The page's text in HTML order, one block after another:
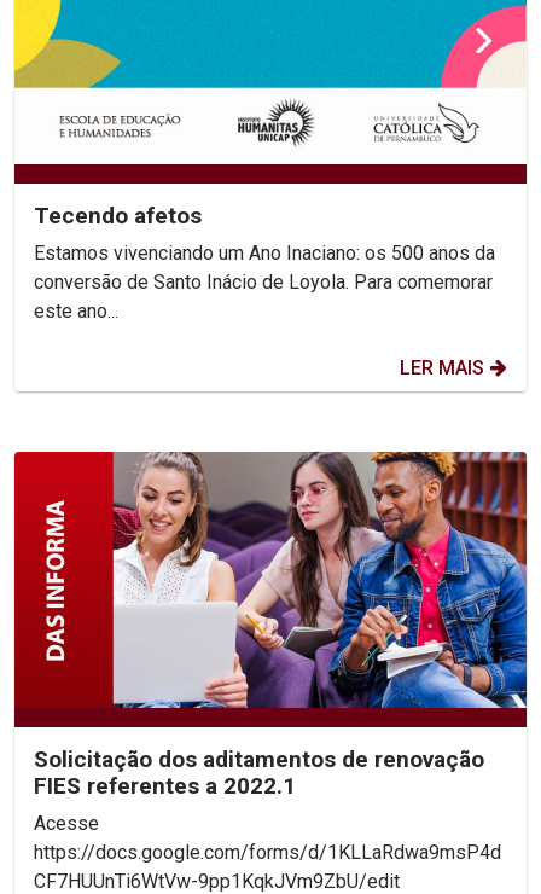
Tecendo afetos
Estamos vivenciando um Ano Inaciano: os 500 anos da
conversão de Santo Inácio de Loyola. Para comemorar
este ano...
LER MAIS
Solicitação dos aditamentos de renovação
FIES referentes a 2022.1
Acesse
https://docs.google.com/forms/d/1KLLaRdwa9msP4d
CF7HUUnTi6WtVw-9pp1KqkJVm9ZbU/edit